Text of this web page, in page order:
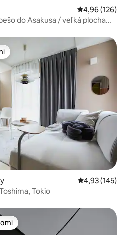
Priemerné
4,96 (126)
do Asakusa / veľká plocha
Priemerné
4,93 (145)
Tokio